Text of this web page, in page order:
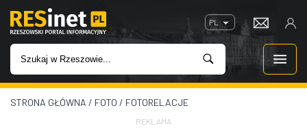
PL
WIADOMOŚCI
STRONA GŁÓWNA / FOTO / FOTORELACJE
REKLAMA